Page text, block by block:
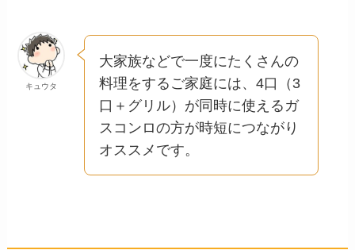
キュウタ
大家族などで一度にたくさんの
料理をするご家庭には、4口（3
口＋グリル）が同時に使えるガ
スコンロの方が時短につながり
オススメです。